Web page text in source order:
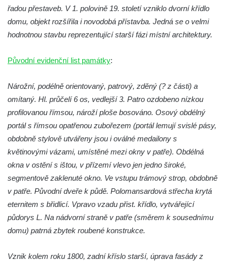
Dům čp. 20 ve Velešíně, zvaný U Kantůrků
či Kaplanka
Fara v Římově
Rumburku
Gymnázium v Rumburku
Budova čp. 1066/3 (Základní škola Tyršova)
v Rumburku
Dům čp. 100/5 na Lužickém náměstí v
Rumburku
Dům čp. 105/10 na Lužickém náměstí v
Rumburku
Dům čp. 103/8 na Lužickém náměstí v
Rumburku
řadou přestaveb. V 1. polovině 19. století vzniklo dvorní křídlo
domu, objekt rozšířila i novodobá přístavba. Jedná se o velmi
hodnotnou stavbu reprezentující starší fázi místní architektury.
Původní evidenční list památky:
Nárožní, podélně orientovaný, patrový, zděný (? z části) a
omítaný. Hl. průčelí 6 os, vedlejší 3. Patro ozdobeno nízkou
profilovanou římsou, nároží ploše bosováno. Osový obdélný
portál s římsou opatřenou zubořezem (portál lemují svislé pásy,
obdobně stylově utvářeny jsou i oválné medailony s
květinovými vázami, umístěné mezi okny v patře). Obdélná
okna v ostění s ištou, v přízemí vlevo jen jedno široké,
segmentově zaklenuté okno. Ve vstupu trámový strop, obdobně
v patře. Původní dveře k půdě. Polomansardová střecha krytá
eternitem s břidlicí. Vpravo vzadu přist. křídlo, vytvářející
půdorys L. Na nádvorní straně v patře (směrem k sousednímu
domu) patrná zbytek roubené konstrukce.
Vznik kolem roku 1800, zadní kříslo starší, úprava fasády z